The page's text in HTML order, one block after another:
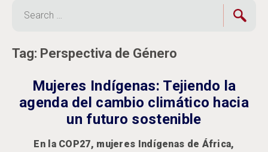
for:
Tag: Perspectiva de Género
Mujeres Indígenas: Tejiendo la
agenda del cambio climático hacia
un futuro sostenible
En la COP27, mujeres Indígenas de África,